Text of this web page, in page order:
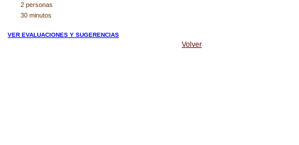
2 personas
30 minutos
VER EVALUACIONES Y SUGERENCIAS
Volver